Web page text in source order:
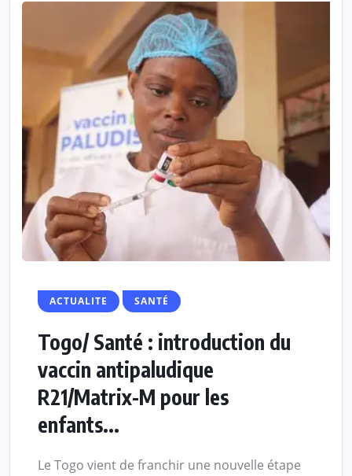
ACTUALITE SANTÉ
Togo/ Santé : introduction du
vaccin antipaludique
R21/Matrix-M pour les
enfants...
Le Togo vient de franchir une nouvelle étape